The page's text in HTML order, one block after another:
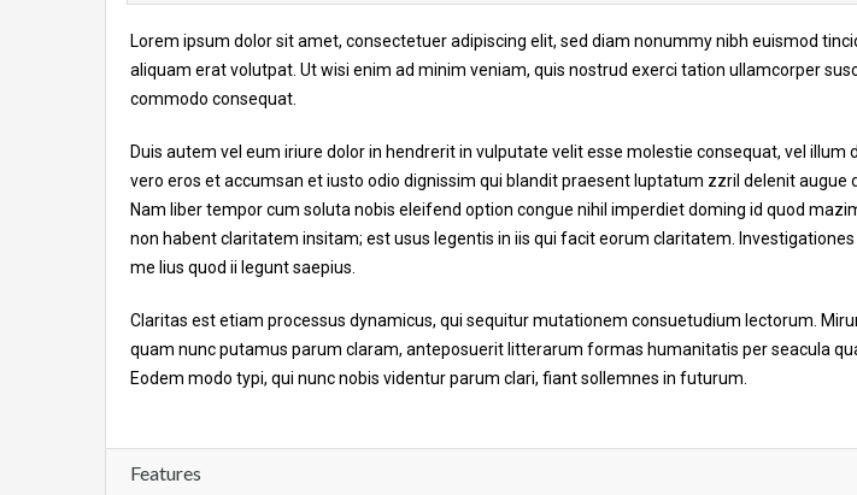
Lorem ipsum dolor sit amet, consectetuer adipiscing elit, sed diam nonummy nibh euismod
aliquam erat volutpat. Ut wisi enim ad minim veniam, quis nostrud exerci tation ullamcorper
commodo consequat.
Duis autem vel eum iriure dolor in hendrerit in vulputate velit esse molestie consequat, vel illum
vero eros et accumsan et iusto odio dignissim qui blandit praesent luptatum zzril delenit augue
Nam liber tempor cum soluta nobis eleifend option congue nihil imperdiet doming id quod
non habent claritatem insitam; est usus legentis in iis qui facit eorum claritatem.
me lius quod ii legunt saepius.
Claritas est etiam processus dynamicus, qui sequitur mutationem consuetudium lectorum.
quam nunc putamus parum claram, anteposuerit litterarum formas humanitatis per seacula
Eodem modo typi, qui nunc nobis videntur parum clari, fiant sollemnes in futurum.
Features